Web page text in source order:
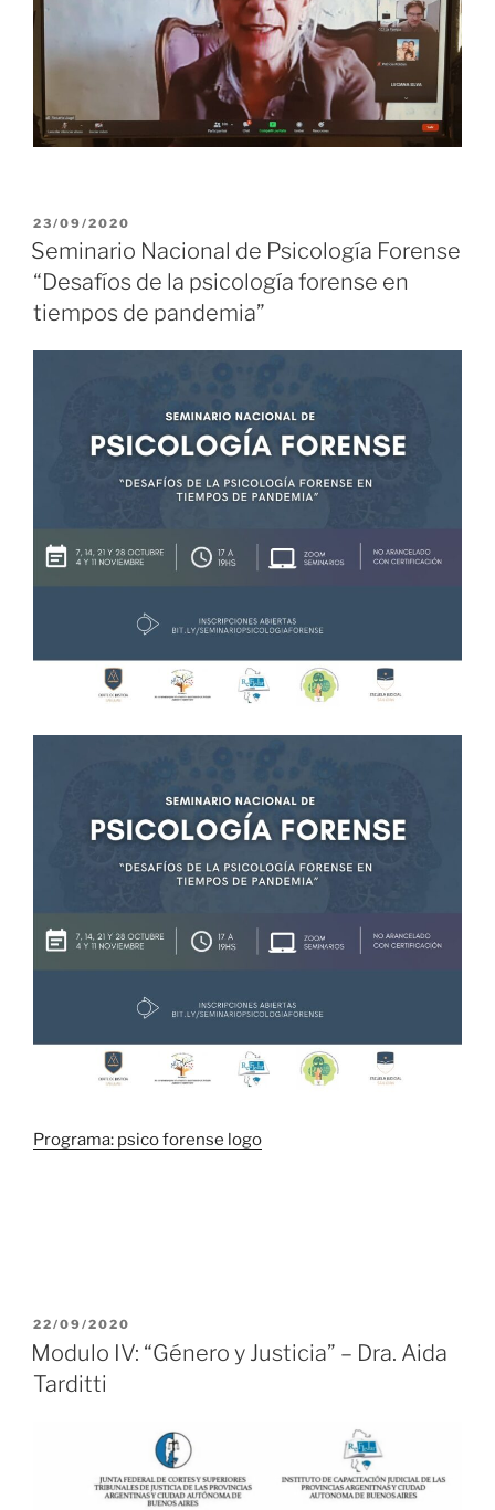
PUBLICADO
EL
23/09/2020
Seminario Nacional de Psicología Forense
“Desafíos de la psicología forense en
tiempos de pandemia”
Programa: psico forense logo
PUBLICADO
EL
22/09/2020
Modulo IV: “Género y Justicia” – Dra. Aida
Tarditti